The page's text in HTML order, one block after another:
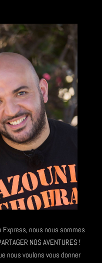
Express, nous nous sommes
NOS AVENTURES !
nous voulons vous donner